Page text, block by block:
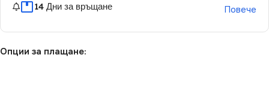
14 Дни за връщане Повече
Опции за плащане: